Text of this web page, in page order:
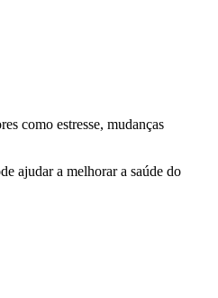
como estresse, mudanças
ajudar a melhorar a saúde do